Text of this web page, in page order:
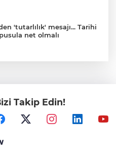
'tutarlılık' mesajı... Tarihi
net olmalı
yeni yaşam alanı
onlarca uygulamanın
Takip Edin!